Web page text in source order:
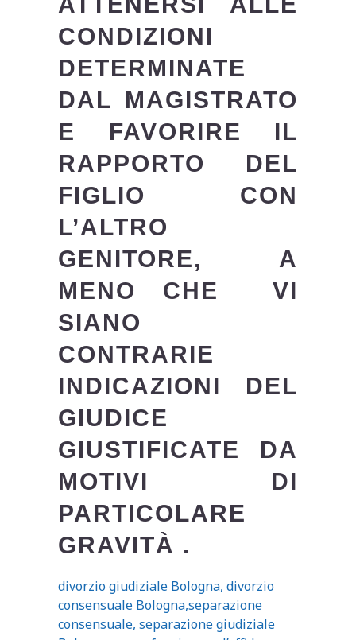
CONDIZIONI
DETERMINATE
DAL MAGISTRATO
E FAVORIRE IL
RAPPORTO DEL
FIGLIO CON
L’ALTRO
GENITORE, A
MENO CHE VI
SIANO
CONTRARIE
INDICAZIONI DEL
GIUDICE
GIUSTIFICATE DA
MOTIVI DI
PARTICOLARE
GRAVITÀ .
divorzio giudiziale Bologna, divorzio
consensuale Bologna,separazione
consensuale, separazione giudiziale